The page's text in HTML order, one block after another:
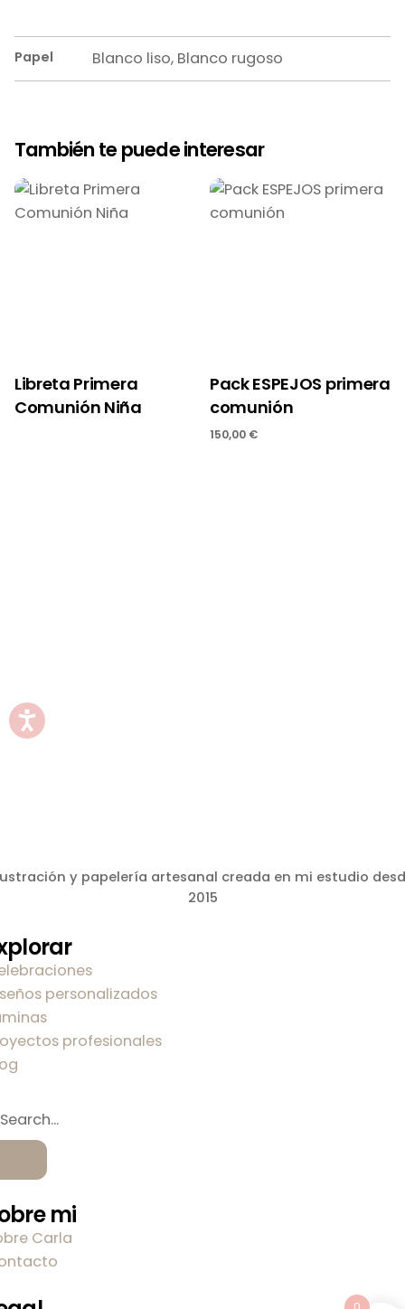
Papel Blanco liso, Blanco rugoso
También te puede interesar
Libreta Primera
Comunión Niña
Pack ESPEJOS primera
comunión
150,00 €
y papelería artesanal creada en mi estudio
2015
personalizados
profesionales
mi
Carla